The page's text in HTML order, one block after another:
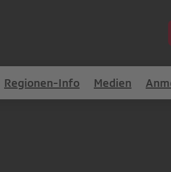
Regionen-Info Medien